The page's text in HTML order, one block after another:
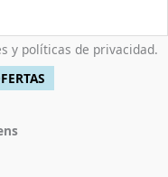
y políticas de privacidad.